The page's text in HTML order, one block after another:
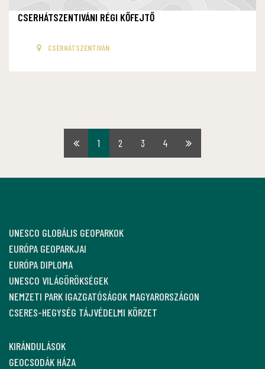
CSERHÁTSZENTIVÁNI RÉGI KŐFEJTŐ
CSERHÁTSZENTIVÁN
Első1 2 3 4
Utolsó
UNESCO GLOBÁLIS GEOPARKOK
EURÓPA GEOPARKJAI
EURÓPA DIPLOMA
UNESCO VILÁGÖRÖKSÉGEK
NEMZETI PARK IGAZGATÓSÁGOK MAGYARORSZÁGON
CSERES-HEGYSÉG TÁJVÉDELMI KÖRZET
KIRÁNDULÁSOK
GEOCSODÁK HÁZA